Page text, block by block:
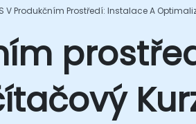
V Produkčním Prostředí: Instalace A